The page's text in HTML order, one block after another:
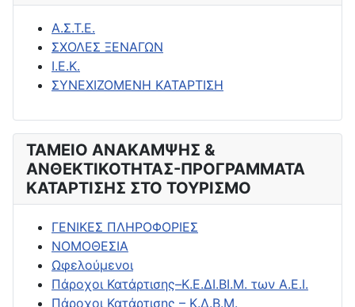
Α.Σ.Τ.Ε.
ΣΧΟΛΕΣ ΞΕΝΑΓΩΝ
Ι.Ε.Κ.
ΣΥΝΕΧΙΖΟΜΕΝΗ ΚΑΤΑΡΤΙΣΗ
ΤΑΜΕΙΟ ΑΝΑΚΑΜΨΗΣ &
ΑΝΘΕΚΤΙΚΟΤΗΤΑΣ-ΠΡΟΓΡΑΜΜΑΤΑ
ΚΑΤΑΡΤΙΣΗΣ ΣΤΟ ΤΟΥΡΙΣΜΟ
ΓΕΝΙΚΕΣ ΠΛΗΡΟΦΟΡΙΕΣ
ΝΟΜΟΘΕΣΙΑ
Ωφελούμενοι
Πάροχοι Κατάρτισης–Κ.Ε.ΔΙ.ΒΙ.Μ. των Α.Ε.Ι.
Πάροχοι Κατάρτισης – Κ.Δ.Β.Μ.